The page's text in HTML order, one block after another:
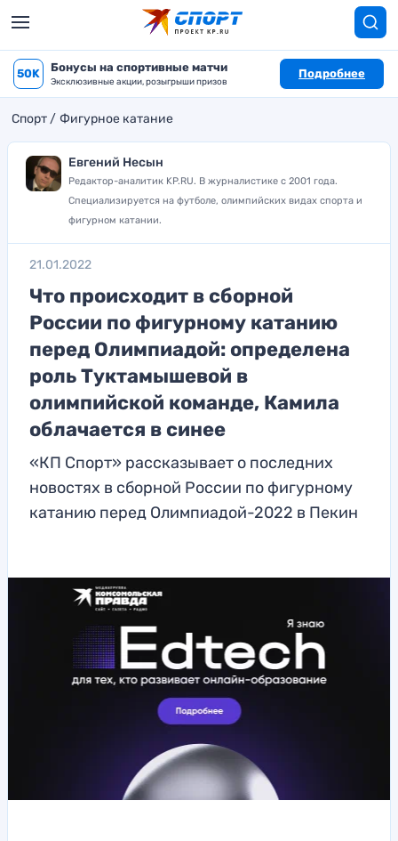
50K Бонусы на спортивные матчи
Эксклюзивные акции, розыгрыши призов
Подробнее
Спорт Фигурное катание
Евгений Несын
Редактор-аналитик KP.RU. В журналистике с 2001 года.
Специализируется на футболе, олимпийских видах спорта и
фигурном катании.
21.01.2022
Что происходит в сборной
России по фигурному катанию
перед Олимпиадой: определена
роль Туктамышевой в
олимпийской команде, Камила
облачается в синее
«КП Спорт» рассказывает о последних
новостях в сборной России по фигурному
катанию перед Олимпиадой-2022 в Пекин